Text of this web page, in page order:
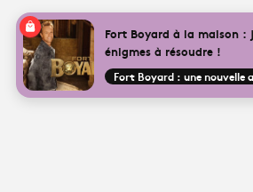
Fort Boyard à la maison :
énigmes à résoudre !
Fort Boyard : une nouvelle